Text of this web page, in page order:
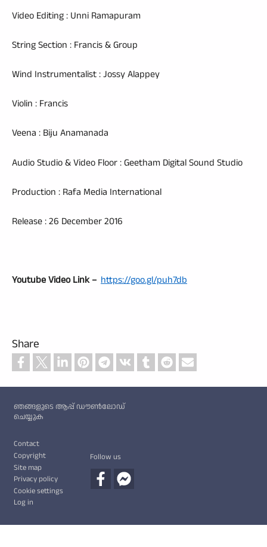
Video Editing : Unni Ramapuram
String Section : Francis & Group
Wind Instrumentalist : Jossy Alappey
Violin : Francis
Veena : Biju Anamanada
Audio Studio & Video Floor : Geetham Digital Sound Studio
Production : Rafa Media International
Release : 26 December 2016
Youtube Video Link – https://goo.gl/puh7db
Share
ഞങ്ങളുടെ ആപ്പ് ഡൗൺലോഡ്
ചെയ്യുക
Footer
Contact
Copyright
Site map
Privacy policy
Cookie settings
Log in
Follow us